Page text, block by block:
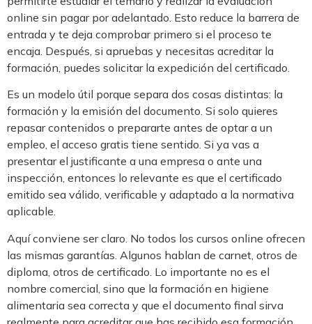
online sin pagar por adelantado. Esto reduce la barrera de
entrada y te deja comprobar primero si el proceso te
encaja. Después, si apruebas y necesitas acreditar la
formación, puedes solicitar la expedición del certificado.
Es un modelo útil porque separa dos cosas distintas: la
formación y la emisión del documento. Si solo quieres
repasar contenidos o prepararte antes de optar a un
empleo, el acceso gratis tiene sentido. Si ya vas a
presentar el justificante a una empresa o ante una
inspección, entonces lo relevante es que el certificado
emitido sea válido, verificable y adaptado a la normativa
aplicable.
Aquí conviene ser claro. No todos los cursos online ofrecen
las mismas garantías. Algunos hablan de carnet, otros de
diploma, otros de certificado. Lo importante no es el
nombre comercial, sino que la formación en higiene
alimentaria sea correcta y que el documento final sirva